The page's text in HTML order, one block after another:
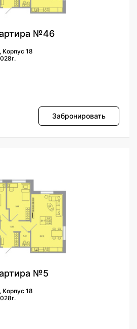
№46
18
Забронировать
№5
18